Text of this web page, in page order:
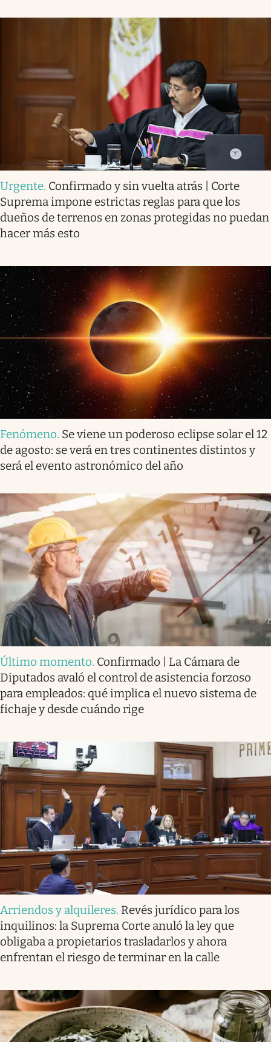
Urgente. Confirmado y sin vuelta atrás | Corte
Suprema impone estrictas reglas para que los
dueños de terrenos en zonas protegidas no puedan
hacer más esto
Fenómeno. Se viene un poderoso eclipse solar el 12
de agosto: se verá en tres continentes distintos y
será el evento astronómico del año
Último momento. Confirmado | La Cámara de
Diputados avaló el control de asistencia forzoso
para empleados: qué implica el nuevo sistema de
fichaje y desde cuándo rige
Arriendos y alquileres. Revés jurídico para los
inquilinos: la Suprema Corte anuló la ley que
obligaba a propietarios trasladarlos y ahora
enfrentan el riesgo de terminar en la calle